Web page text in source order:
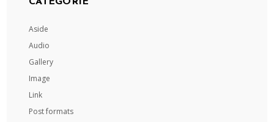
Aside
Audio
Gallery
Image
Link
Post formats